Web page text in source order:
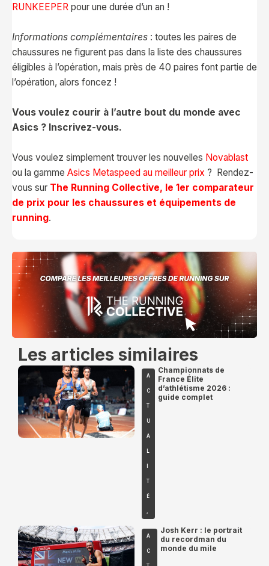
RUNKEEPER pour une durée d’un an !
Informations complémentaires : toutes les paires de
chaussures ne figurent pas dans la liste des chaussures
éligibles à l’opération, mais près de 40 paires font partie de
l’opération, alors foncez !
Vous voulez courir à l’autre bout du monde avec
Asics ? Inscrivez-vous.
Vous voulez simplement trouver les nouvelles Novablast
ou la gamme Asics Metaspeed au meilleur prix ? Rendez-
vous sur The Running Collective, le 1er comparateur
de prix pour les chaussures et équipements de
running.
Les articles similaires
A
C
T
U
A
L
T
É
,
Championnats de
France Élite
d’athlétisme 2026 :
guide complet
A
C
Josh Kerr : le portrait
du recordman du
monde du mile